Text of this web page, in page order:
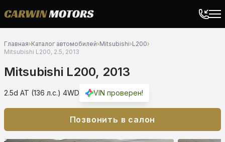
Главная›Каталог автомобилей›Mitsubishi›L200›
Mitsubishi L200, 2.5, 2013
Mitsubishi L200, 2013
2.5d AT (136 л.с.) 4WD VIN проверен!
Позвонить в салон